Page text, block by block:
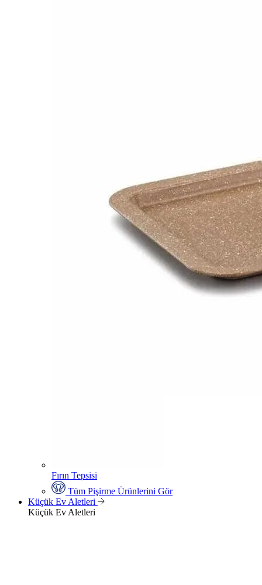
Fırın Tepsisi
Tüm Pişirme Ürünlerini Gör
Küçük Ev Aletleri
Küçük Ev Aletleri